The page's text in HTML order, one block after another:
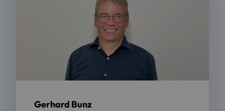
Gerhard Bunz